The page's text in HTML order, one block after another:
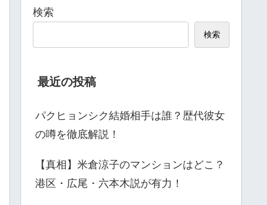
検索
検索
最近の投稿
パクヒョンシク結婚相手は誰？歴代彼女
の噂を徹底解説！
【真相】米倉涼子のマンションはどこ？
港区・広尾・六本木説が有力！